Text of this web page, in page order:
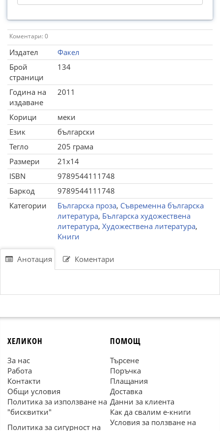
Коментари: 0
Издател
Факел
Брой
страници
134
Година на
издаване
2011
Корици
меки
Език
български
Тегло
205 грама
Размери
21x14
ISBN
9789544111748
Баркод
9789544111748
Категории
Българска проза, Съвременна българска
литература, Българска художествена
литература, Художествена литература,
Книги
Анотация Коментари
ХЕЛИКОН
За нас
Работа
Контакти
Общи условия
Политика за използване на
"бисквитки"
Политика за сигурност на
ПОМОЩ
Търсене
Поръчка
Плащания
Доставка
Данни за клиента
Как да свалим е-книги
Условия за ползване на